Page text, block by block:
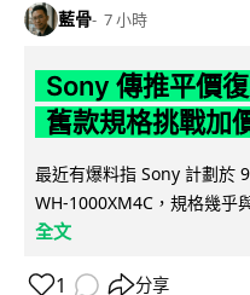
藍骨 7 小時
Sony 傳推平價
舊款規格挑戰加
最近有爆料指 Sony 計劃於
WH-1000XM4C，規格幾乎
全文
1 分享